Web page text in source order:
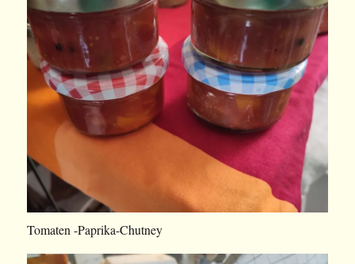
Tomaten -Paprika-Chutney